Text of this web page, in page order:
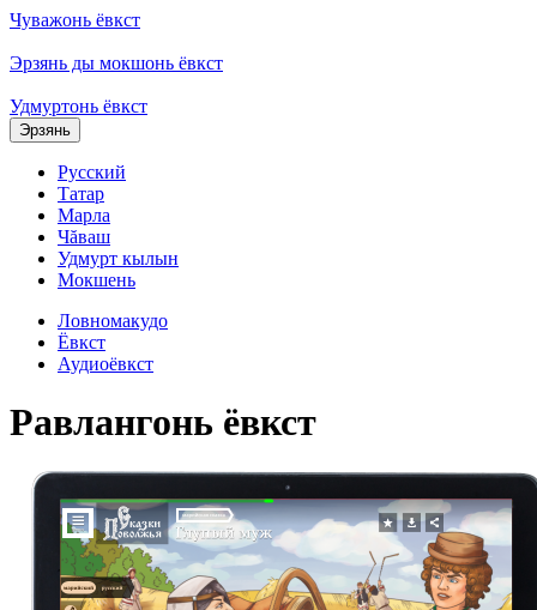
Чуважонь ёвкст
Эрзянь ды мокшонь ёвкст
Удмуртонь ёвкст
Эрзянь
Русский
Татар
Марла
Чăваш
Удмурт кылын
Мокшень
Ловномакудо
Ёвкст
Аудиоёвкст
Равлангонь ёвкст